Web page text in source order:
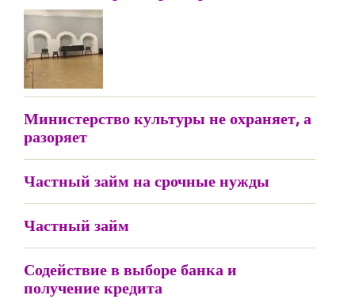
Министерство культуры не охраняет, а
разоряет
Частный займ на срочные нужды
Частный займ
Содействие в выборе банка и
получение кредита